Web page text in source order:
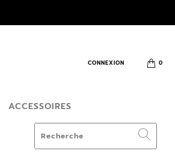
0
CONNEXION
ACCESSOIRES